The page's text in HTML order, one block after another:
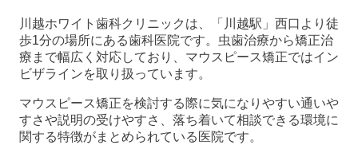
川越ホワイト歯科クリニックは、「川越駅」西口より徒
歩1分の場所にある歯科医院です。虫歯治療から矯正治
療まで幅広く対応しており、マウスピース矯正ではイン
ビザラインを取り扱っています。
マウスピース矯正を検討する際に気になりやすい通いや
すさや説明の受けやすさ、落ち着いて相談できる環境に
関する特徴がまとめられている医院です。